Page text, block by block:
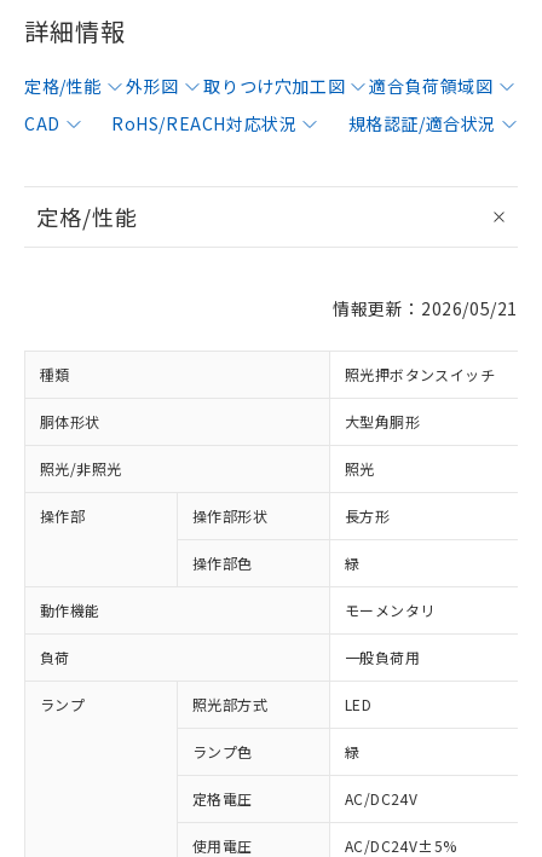
詳細情報
定格/性能 外形図 取りつけ穴加工図
適合負荷領域図
CAD
RoHS/REACH対応状況 規格認証/適合状況
定格/性能
情報更新：2026/05/21
種類 照光押ボタンスイッチ
胴体形状 大型角胴形
照光/非照光 照光
操作部 操作部形状 長方形
操作部色 緑
動作機能 モーメンタリ
負荷 一般負荷用
ランプ 照光部方式 LED
ランプ色 緑
定格電圧 AC/DC24V
使用電圧 AC/DC24V±5%